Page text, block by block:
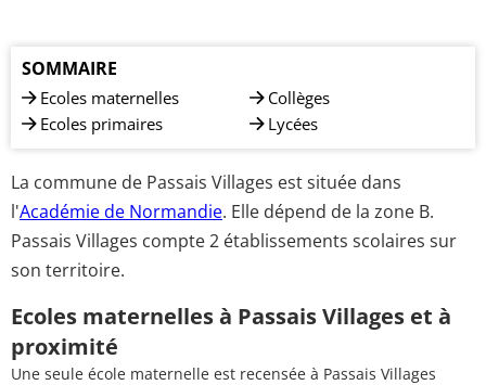
SOMMAIRE
Ecoles maternelles
Ecoles primaires
Collèges
Lycées
La commune de Passais Villages est située dans
l'Académie de Normandie. Elle dépend de la zone B.
Passais Villages compte 2 établissements scolaires sur
son territoire.
Ecoles maternelles à Passais Villages et à
proximité
Une seule école maternelle est recensée à Passais Villages